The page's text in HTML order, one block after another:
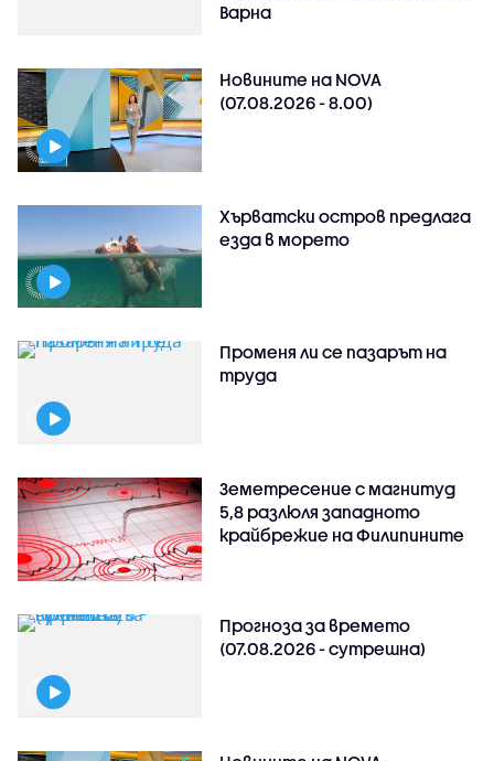
Варна
Новините на NOVA
(07.08.2026 - 8.00)
Хърватски остров предлага
езда в морето
Променя ли се пазарът на
труда
Земетресение с магнитуд
5,8 разлюля западното
крайбрежие на Филипините
Прогноза за времето
(07.08.2026 - сутрешна)